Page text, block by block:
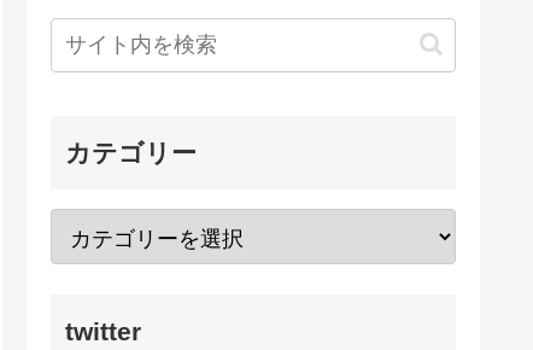
カテゴリー
twitter